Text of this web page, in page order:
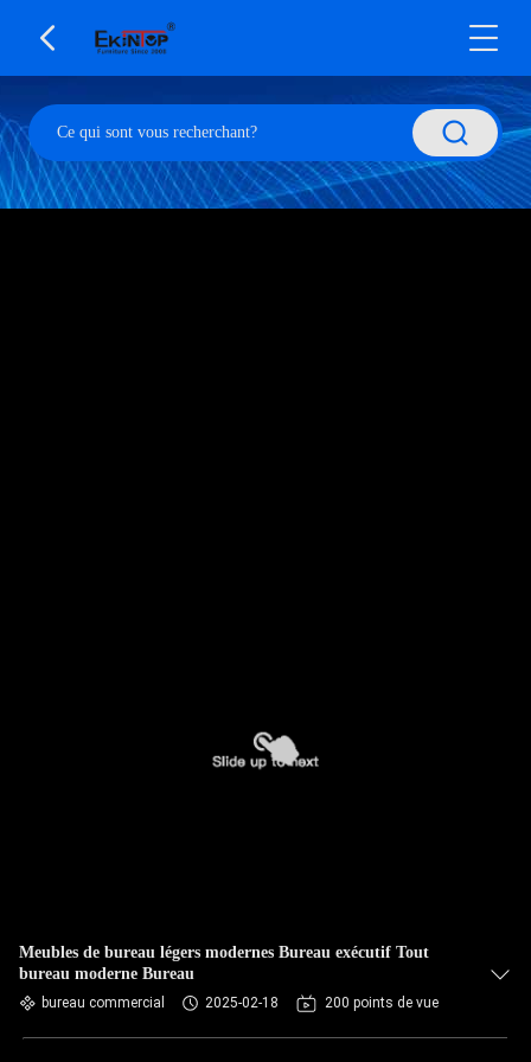
Meubles de bureau légers modernes Bureau exécutif Tout
bureau moderne Bureau
bureau commercial 2025-02-18 200 points de vue